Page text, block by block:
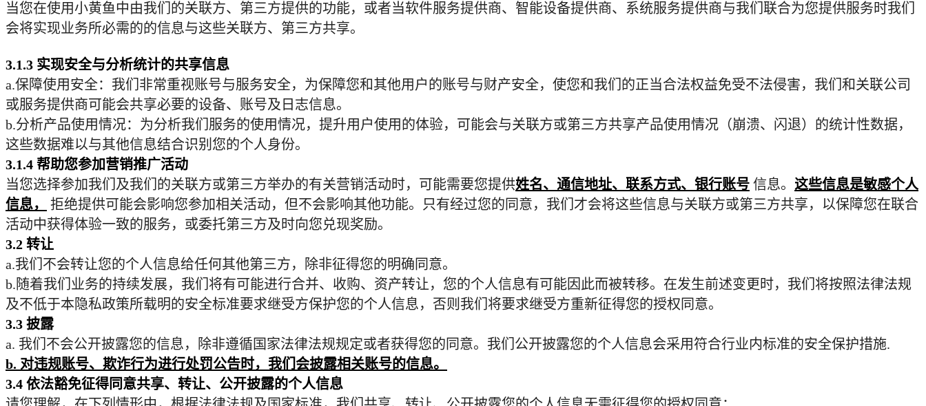
当您在使用小黄鱼中由我们的关联方、第三方提供的功能，或者当软件服务提供商、智能设备提供商、系统服务提供商与我们联合为您提供服务时我们
会将实现业务所必需的的信息与这些关联方、第三方共享。
3.1.3 实现安全与分析统计的共享信息
a.保障使用安全：我们非常重视账号与服务安全，为保障您和其他用户的账号与财产安全，使您和我们的正当合法权益免受不法侵害，我们和关联公司
或服务提供商可能会共享必要的设备、账号及日志信息。
b.分析产品使用情况：为分析我们服务的使用情况，提升用户使用的体验，可能会与关联方或第三方共享产品使用情况（崩溃、闪退）的统计性数据，
这些数据难以与其他信息结合识别您的个人身份。
3.1.4 帮助您参加营销推广活动
当您选择参加我们及我们的关联方或第三方举办的有关营销活动时，可能需要您提供姓名、通信地址、联系方式、银行账号 信息。 这些信息是敏感个人
信息，
拒绝提供可能会影响您参加相关活动，但不会影响其他功能。只有经过您的同意，我们才会将这些信息与关联方或第三方共享，以保障您在联合
活动中获得体验一致的服务，或委托第三方及时向您兑现奖励。
3.2 转让
a.我们不会转让您的个人信息给任何其他第三方，除非征得您的明确同意。
b.随着我们业务的持续发展，我们将有可能进行合并、收购、资产转让，您的个人信息有可能因此而被转移。在发生前述变更时，我们将按照法律法规
及不低于本隐私政策所载明的安全标准要求继受方保护您的个人信息，否则我们将要求继受方重新征得您的授权同意。
3.3 披露
a. 我们不会公开披露您的信息，除非遵循国家法律法规规定或者获得您的同意。我们公开披露您的个人信息会采用符合行业内标准的安全保护措施.
b. 对违规账号、欺诈行为进行处罚公告时，我们会披露相关账号的信息。
3.4 依法豁免征得同意共享、转让、公开披露的个人信息